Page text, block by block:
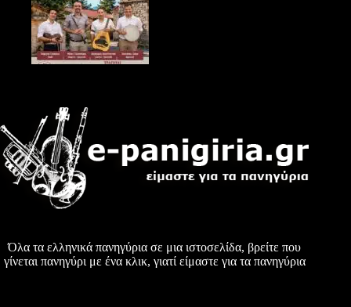
Όλα τα ελληνικά πανηγύρια σε μια ιστοσελίδα, βρείτε που
γίνεται πανηγύρι με ένα κλικ, γιατί είμαστε για τα πανηγύρια